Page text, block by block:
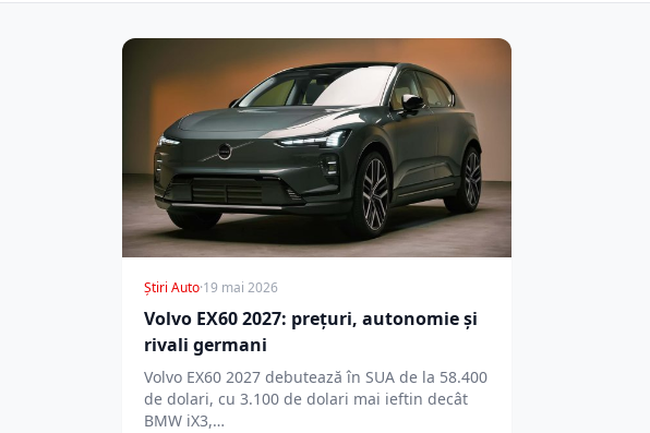
Știri Auto·19 mai 2026
Volvo EX60 2027: prețuri, autonomie și
rivali germani
Volvo EX60 2027 debutează în SUA de la 58.400
de dolari, cu 3.100 de dolari mai ieftin decât
BMW iX3,…